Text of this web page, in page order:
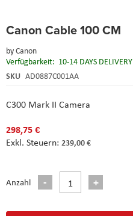
Canon Cable 100 CM
byCanon
Verfügbarkeit: 10-14 DAYS DELIVERY
SKU AD0887C001AA
C300 Mark II Camera
298,75 €
239,00 €
Anzahl
to
beginning
of
the